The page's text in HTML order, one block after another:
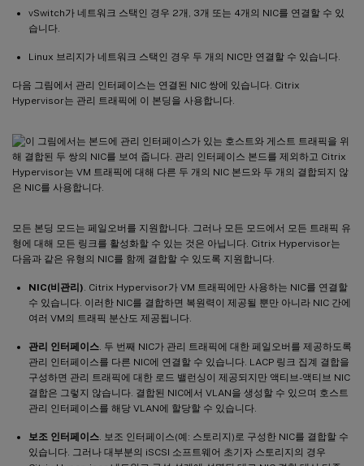
vSwitch가 네트워크 스택인 경우 2개, 3개 또는 4개의 NIC를 연결할 수 있
습니다.
Linux 브리지가 네트워크 스택인 경우 두 개의 NIC만 연결할 수 있습니다.
다음 그림에서 관리 인터페이스는 연결된 NIC 쌍에 있습니다. Citrix
Hypervisor는 관리 트래픽에 이 본딩을 사용합니다.
모든 본딩 모드는 페일오버를 지원합니다. 그러나 모든 모드에서 모든 트래픽 유
형에 대해 모든 링크를 활성화할 수 있는 것은 아닙니다. Citrix Hypervisor는
다음과 같은 유형의 NIC를 함께 결합할 수 있도록 지원합니다.
NIC(비관리) . Citrix Hypervisor가 VM 트래픽에만 사용하는 NIC를 연결할
수 있습니다. 이러한 NIC를 결합하면 복원력이 제공될 뿐만 아니라 NIC 간에
여러 VM의 트래픽 분산도 제공됩니다.
관리 인터페이스 . 두 번째 NIC가 관리 트래픽에 대한 페일오버를 제공하도록
관리 인터페이스를 다른 NIC에 연결할 수 있습니다. LACP 링크 집계 결합을
구성하면 관리 트래픽에 대한 로드 밸런싱이 제공되지만 액티브-액티브 NIC
결합은 그렇지 않습니다. 결합된 NIC에서 VLAN을 생성할 수 있으며 호스트
관리 인터페이스를 해당 VLAN에 할당할 수 있습니다.
보조 인터페이스 . 보조 인터페이스(예: 스토리지)로 구성한 NIC를 결합할 수
있습니다. 그러나 대부분의 iSCSI 소프트웨어 초기자 스토리지의 경우